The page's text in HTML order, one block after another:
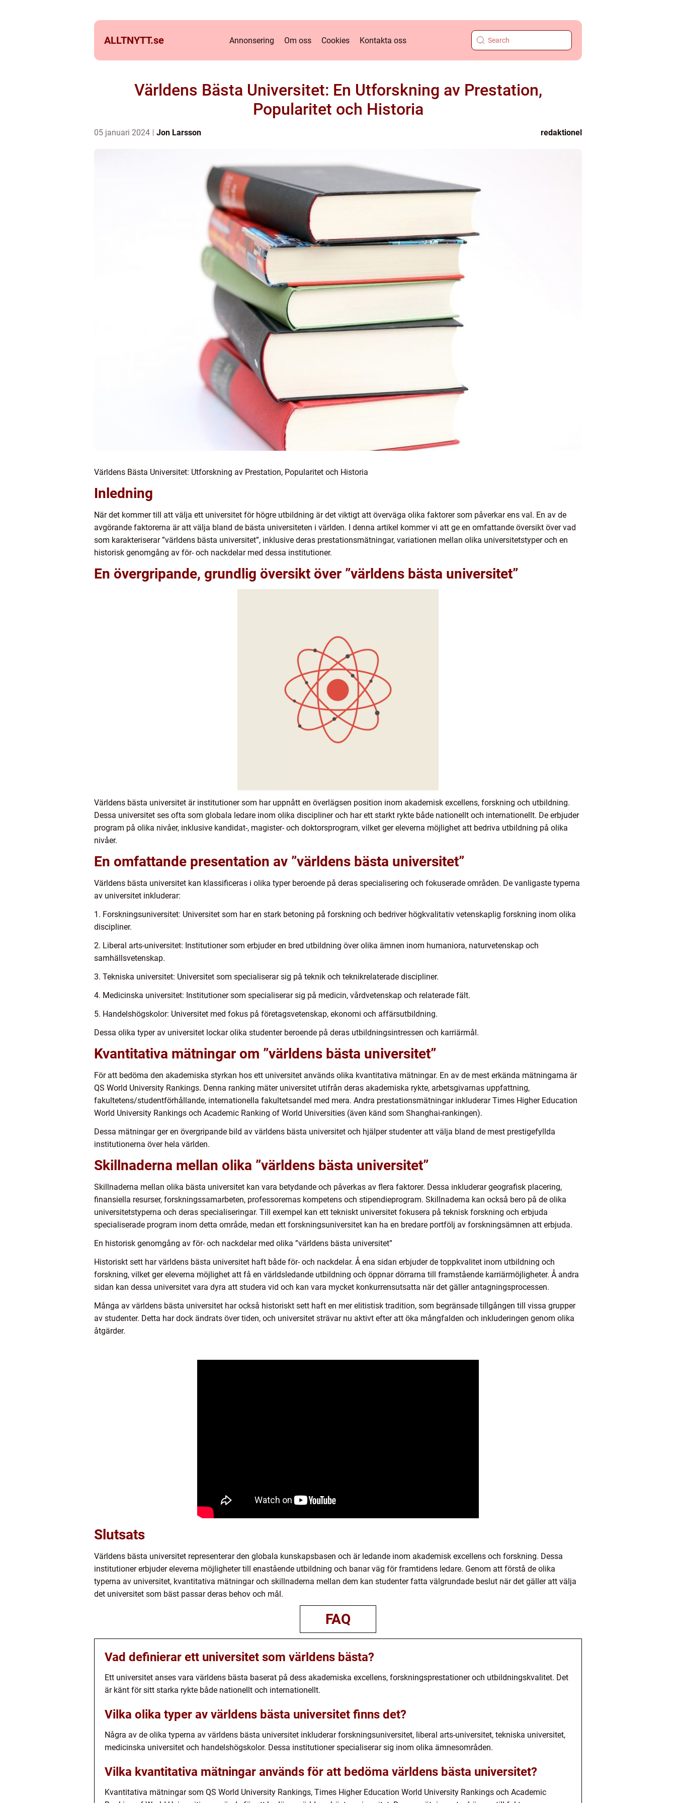
ALLTNYTT.se Annonsering Om oss Cookies Kontakta oss
Världens Bästa Universitet: En Utforskning av Prestation,
Popularitet och Historia
05 januari 2024 Jon Larsson redaktionel
Världens Bästa Universitet: Utforskning av Prestation, Popularitet och Historia
Inledning
När det kommer till att välja ett universitet för högre utbildning är det viktigt att överväga olika faktorer som påverkar ens val. En av de
avgörande faktorerna är att välja bland de bästa universiteten i världen. I denna artikel kommer vi att ge en omfattande översikt över vad
som karakteriserar ”världens bästa universitet”, inklusive deras prestationsmätningar, variationen mellan olika universitetstyper och en
historisk genomgång av för- och nackdelar med dessa institutioner.
En övergripande, grundlig översikt över ”världens bästa universitet”
Världens bästa universitet är institutioner som har uppnått en överlägsen position inom akademisk excellens, forskning och utbildning.
Dessa universitet ses ofta som globala ledare inom olika discipliner och har ett starkt rykte både nationellt och internationellt. De erbjuder
program på olika nivåer, inklusive kandidat-, magister- och doktorsprogram, vilket ger eleverna möjlighet att bedriva utbildning på olika
nivåer.
En omfattande presentation av ”världens bästa universitet”
Världens bästa universitet kan klassificeras i olika typer beroende på deras specialisering och fokuserade områden. De vanligaste typerna
av universitet inkluderar:
1. Forskningsuniversitet: Universitet som har en stark betoning på forskning och bedriver högkvalitativ vetenskaplig forskning inom olika
discipliner.
2. Liberal arts-universitet: Institutioner som erbjuder en bred utbildning över olika ämnen inom humaniora, naturvetenskap och
samhällsvetenskap.
3. Tekniska universitet: Universitet som specialiserar sig på teknik och teknikrelaterade discipliner.
4. Medicinska universitet: Institutioner som specialiserar sig på medicin, vårdvetenskap och relaterade fält.
5. Handelshögskolor: Universitet med fokus på företagsvetenskap, ekonomi och affärsutbildning.
Dessa olika typer av universitet lockar olika studenter beroende på deras utbildningsintressen och karriärmål.
Kvantitativa mätningar om ”världens bästa universitet”
För att bedöma den akademiska styrkan hos ett universitet används olika kvantitativa mätningar. En av de mest erkända mätningarna är
QS World University Rankings. Denna ranking mäter universitet utifrån deras akademiska rykte, arbetsgivarnas uppfattning,
fakultetens/studentförhållande, internationella fakultetsandel med mera. Andra prestationsmätningar inkluderar Times Higher Education
World University Rankings och Academic Ranking of World Universities (även känd som Shanghai-rankingen).
Dessa mätningar ger en övergripande bild av världens bästa universitet och hjälper studenter att välja bland de mest prestigefyllda
institutionerna över hela världen.
Skillnaderna mellan olika ”världens bästa universitet”
Skillnaderna mellan olika bästa universitet kan vara betydande och påverkas av flera faktorer. Dessa inkluderar geografisk placering,
finansiella resurser, forskningssamarbeten, professorernas kompetens och stipendieprogram. Skillnaderna kan också bero på de olika
universitetstyperna och deras specialiseringar. Till exempel kan ett tekniskt universitet fokusera på teknisk forskning och erbjuda
specialiserade program inom detta område, medan ett forskningsuniversitet kan ha en bredare portfölj av forskningsämnen att erbjuda.
En historisk genomgång av för- och nackdelar med olika ”världens bästa universitet”
Historiskt sett har världens bästa universitet haft både för- och nackdelar. Å ena sidan erbjuder de toppkvalitet inom utbildning och
forskning, vilket ger eleverna möjlighet att få en världsledande utbildning och öppnar dörrarna till framstående karriärmöjligheter. Å andra
sidan kan dessa universitet vara dyra att studera vid och kan vara mycket konkurrensutsatta när det gäller antagningsprocessen.
Många av världens bästa universitet har också historiskt sett haft en mer elitistisk tradition, som begränsade tillgången till vissa grupper
av studenter. Detta har dock ändrats över tiden, och universitet strävar nu aktivt efter att öka mångfalden och inkluderingen genom olika
åtgärder.
Slutsats
Världens bästa universitet representerar den globala kunskapsbasen och är ledande inom akademisk excellens och forskning. Dessa
institutioner erbjuder eleverna möjligheter till enastående utbildning och banar väg för framtidens ledare. Genom att förstå de olika
typerna av universitet, kvantitativa mätningar och skillnaderna mellan dem kan studenter fatta välgrundade beslut när det gäller att välja
det universitet som bäst passar deras behov och mål.
FAQ
Vad definierar ett universitet som världens bästa?
Ett universitet anses vara världens bästa baserat på dess akademiska excellens, forskningsprestationer och utbildningskvalitet. Det
är känt för sitt starka rykte både nationellt och internationellt.
Vilka olika typer av världens bästa universitet finns det?
Några av de olika typerna av världens bästa universitet inkluderar forskningsuniversitet, liberal arts-universitet, tekniska universitet,
medicinska universitet och handelshögskolor. Dessa institutioner specialiserar sig inom olika ämnesområden.
Vilka kvantitativa mätningar används för att bedöma världens bästa universitet?
Kvantitativa mätningar som QS World University Rankings, Times Higher Education World University Rankings och Academic